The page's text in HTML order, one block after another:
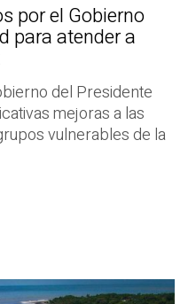
por el Gobierno
para atender a
del Presidente
mejoras a las
vulnerables de la